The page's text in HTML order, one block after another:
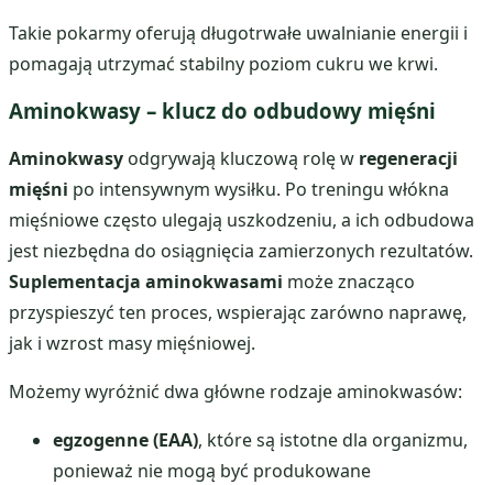
Takie pokarmy oferują długotrwałe uwalnianie energii i
pomagają utrzymać stabilny poziom cukru we krwi.
Aminokwasy – klucz do odbudowy mięśni
Aminokwasy odgrywają kluczową rolę w regeneracji
mięśni po intensywnym wysiłku. Po treningu włókna
mięśniowe często ulegają uszkodzeniu, a ich odbudowa
jest niezbędna do osiągnięcia zamierzonych rezultatów.
Suplementacja aminokwasami może znacząco
przyspieszyć ten proces, wspierając zarówno naprawę,
jak i wzrost masy mięśniowej.
Możemy wyróżnić dwa główne rodzaje aminokwasów:
egzogenne (EAA), które są istotne dla organizmu,
ponieważ nie mogą być produkowane